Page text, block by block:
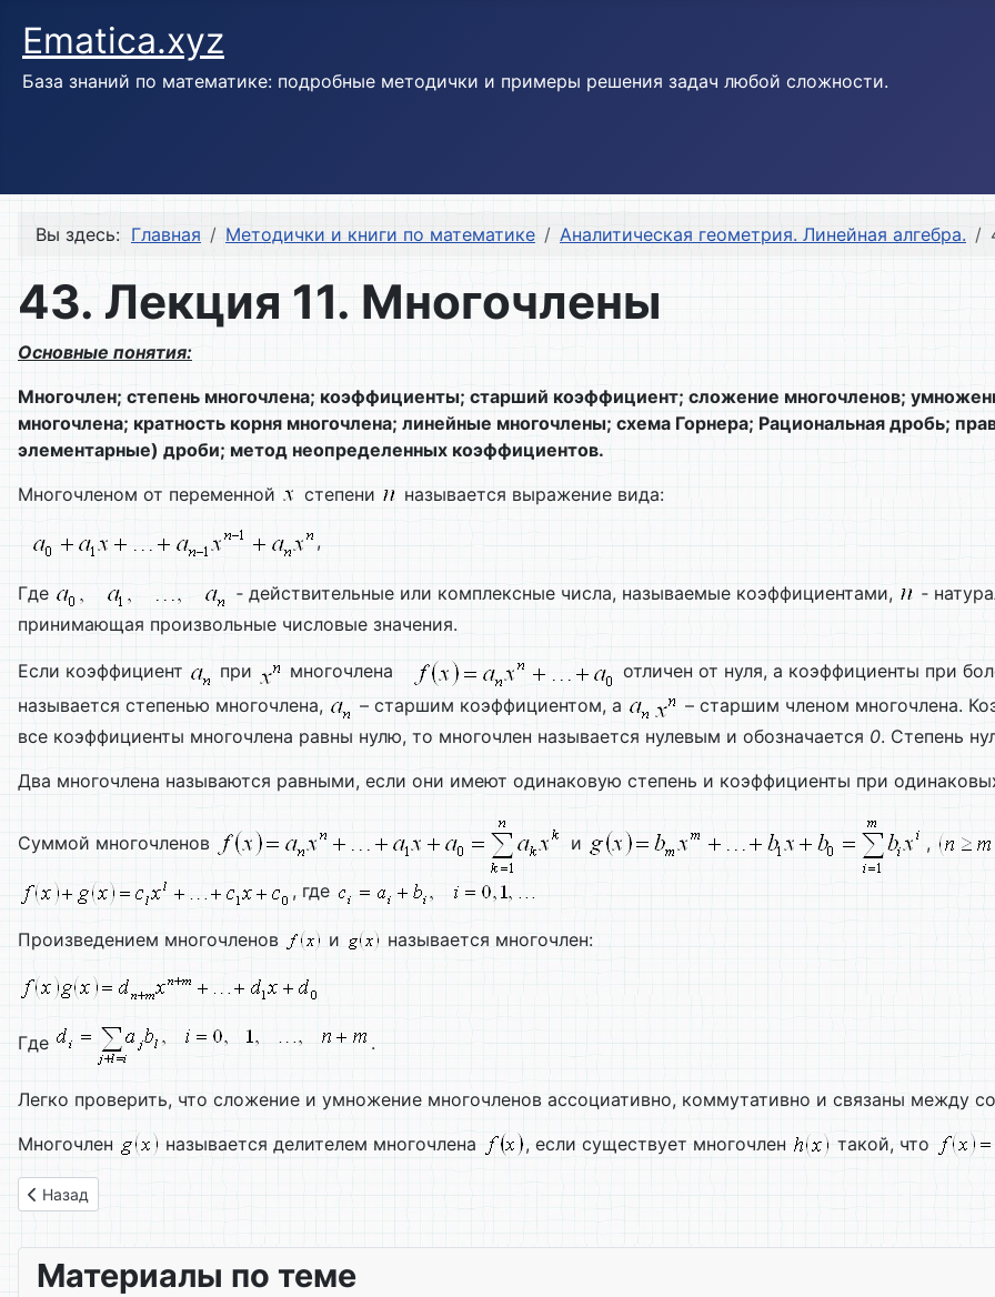
Ematica.xyz
База знаний по математике: подробные методички и примеры решения задач любой сложности.
Вы здесь: Главная Методички и книги по математике Аналитическая геометрия. Линейная алгебра.
43. Лекция 11. Многочлены
Основные понятия:
Многочлен; степень многочлена; коэффициенты; старший коэффициент; сложение многочленов;
многочлена; кратность корня многочлена; линейные многочлены; схема Горнера; Рациональная дробь;
элементарные) дроби; метод неопределенных коэффициентов.
Многочленом от переменной
степени называется выражение вида:
,
Где ‑ действительные или комплексные числа, называемые коэффициентами, ‑
принимающая произвольные числовые значения.
Если коэффициент при многочлена
отличен от нуля, а коэффициенты при
называется степенью многочлена,
– старшим коэффициентом, а – старшим членом многочлена.
все коэффициенты многочлена равны нулю, то многочлен называется нулевым и обозначается 0. Степень
Два многочлена называются равными, если они имеют одинаковую степень и коэффициенты при
Суммой многочленов и ,
, где
Произведением многочленов и называется многочлен:
Где .
Легко проверить, что сложение и умножение многочленов ассоциативно, коммутативно и связаны между
Многочлен
называется делителем многочлена , если существует многочлен такой, что
Предыдущий: 42. Собственные значения и собственные вектора матриц
Назад
Материалы по теме